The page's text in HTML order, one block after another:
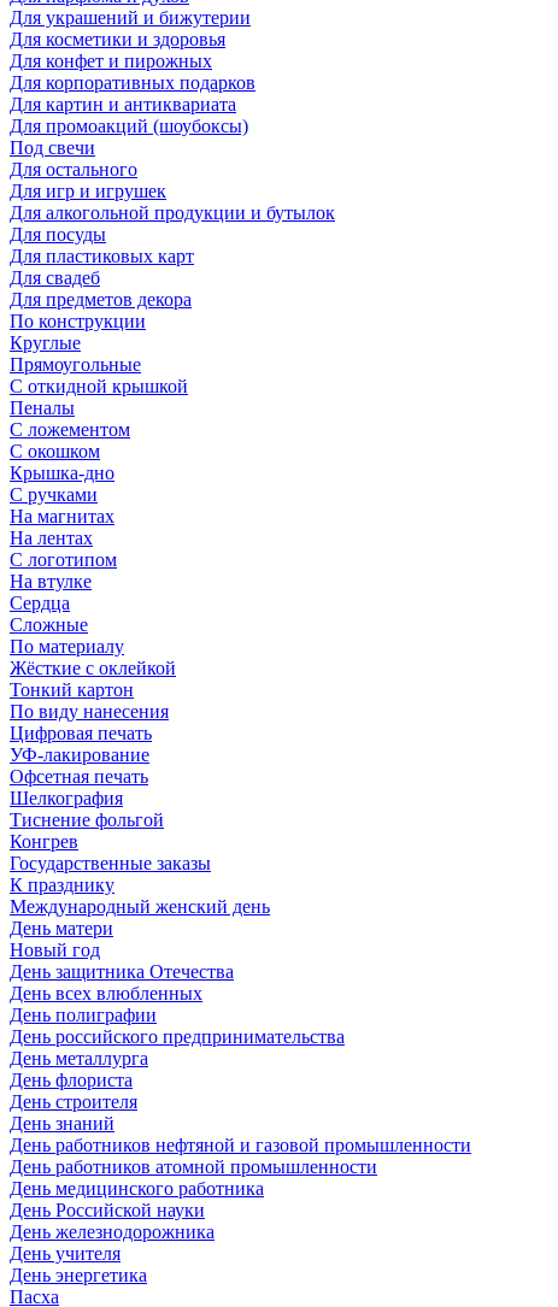
Для украшений и бижутерии
Для косметики и здоровья
Для конфет и пирожных
Для корпоративных подарков
Для картин и антиквариата
Для промоакций (шоубоксы)
Под свечи
Для остального
Для игр и игрушек
Для алкогольной продукции и бутылок
Для посуды
Для пластиковых карт
Для свадеб
Для предметов декора
По конструкции
Круглые
Прямоугольные
С откидной крышкой
Пеналы
С ложементом
С окошком
Крышка-дно
С ручками
На магнитах
На лентах
С логотипом
На втулке
Сердца
Сложные
По материалу
Жёсткие с оклейкой
Тонкий картон
По виду нанесения
Цифровая печать
УФ-лакирование
Офсетная печать
Шелкография
Тиснение фольгой
Конгрев
Государственные заказы
К празднику
Международный женский день
День матери
Новый год
День защитника Отечества
День всех влюбленных
День полиграфии
День российского предпринимательства
День металлурга
День флориста
День строителя
День знаний
День работников нефтяной и газовой промышленности
День работников атомной промышленности
День медицинского работника
День Российской науки
День железнодорожника
День учителя
День энергетика
Пасха